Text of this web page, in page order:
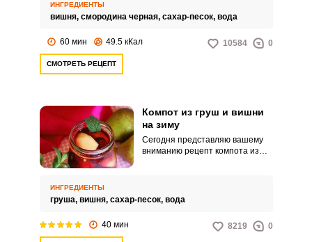
из черной смородины и вишни.
надолго утоляет жажду.
ИНГРЕДИЕНТЫ
вишня, смородина черная, сахар-песок, вода
60 мин 49.5 кКал 10584 0
СМОТРЕТЬ РЕЦЕПТ
Компот из груш и вишни
на зиму
Сегодня представляю вашему
вниманию рецепт компота из
сладкая груша хорошо
принимает специфическую
получается весьма удачный
ИНГРЕДИЕНТЫ
груша, вишня, сахар-песок, вода
40 мин 8219 0